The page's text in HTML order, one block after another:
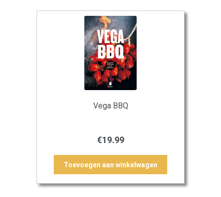
Vega BBQ
€19.99
Toevoegen aan winkelwagen